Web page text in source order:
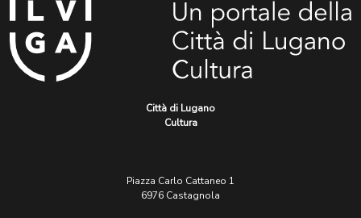
Città di Lugano
Cultura
Piazza Carlo Cattaneo 1
6976 Castagnola